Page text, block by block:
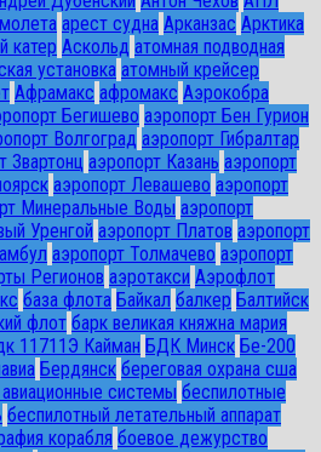
арест судна Арканзас Арктика
катер Аскольд атомная подводная
установка атомный крейсер
Афрамакс афромакс Аэрокобра
Бегишево аэропорт Бен Гурион
Волгоград аэропорт Гибралтар
Звартонц аэропорт Казань аэропорт
аэропорт Левашево аэропорт
Минеральные Воды аэропорт
Уренгой аэропорт Платов аэропорт
аэропорт Толмачево аэропорт
Регионов аэротакси Аэрофлот
база флота Байкал балкер Балтийск
флот барк великая княжна мария
11711Э Кайман БДК Минск Бе-200
Бердянск береговая охрана сша
системы беспилотные
беспилотный летательный аппарат
корабля боевое дежурство